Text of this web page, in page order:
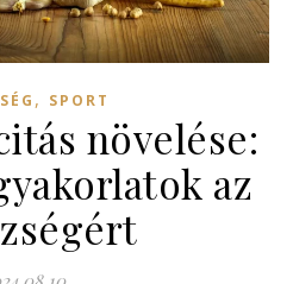
, SPORT
növelése:
az